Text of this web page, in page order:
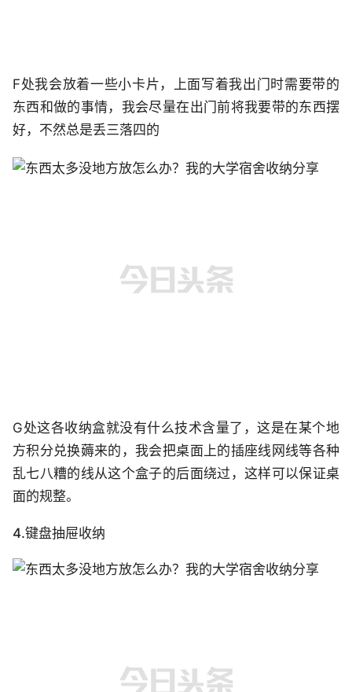
F处我会放着一些小卡片，上面写着我出门时需要带的
东西和做的事情，我会尽量在出门前将我要带的东西摆
好，不然总是丢三落四的
G处这各收纳盒就没有什么技术含量了，这是在某个地
方积分兑换薅来的，我会把桌面上的插座线网线等各种
乱七八糟的线从这个盒子的后面绕过，这样可以保证桌
面的规整。
4.键盘抽屉收纳